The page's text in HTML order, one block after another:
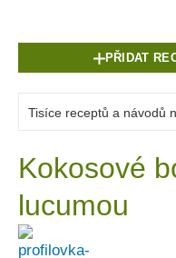
PŘIDAT
Kokosové
lucumou